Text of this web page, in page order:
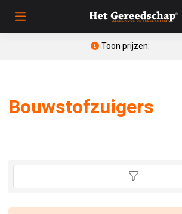
Toon prijzen:
Bouwstofzuigers